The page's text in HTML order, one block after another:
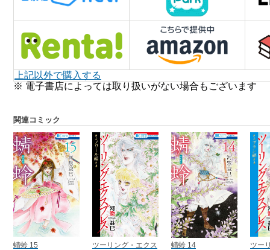
上記以外で購入する
※ 電子書店によっては取り扱いがない場合もございます
関連コミック
蜻蛉 15
ツーリング・エクス
蜻蛉 14
ツー